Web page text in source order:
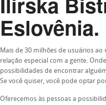
Eslovênia.
Mais de 30 milhões de usuários
relação especial com a gente.
possibilidades de encontrar
Se você quiser, você pode optar
Oferecemos às pessoas a